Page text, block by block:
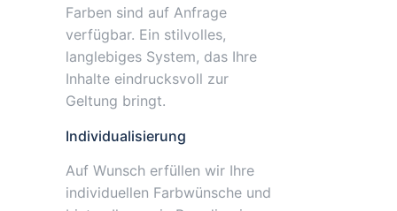
Farben sind auf Anfrage
verfügbar. Ein stilvolles,
langlebiges System, das Ihre
Inhalte eindrucksvoll zur
Geltung bringt.
Individualisierung
Auf Wunsch erfüllen wir Ihre
individuellen Farbwünsche und